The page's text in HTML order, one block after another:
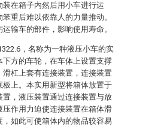
在箱子内然后用小车进行运
重后难以依靠人的力量推动。
输车的部件，影响使用寿命。
，名称为一种液压小车的实
方的车轮，在车体上设置支撑
杠上套有连接装置，连接装置
上。本实用新型将箱体放置于
，液压装置通过连接装置与放
作用力迫使连接装置在箱体滑
如此可使箱体内的物品较容易